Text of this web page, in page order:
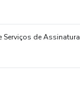
Serviços de Assinatura